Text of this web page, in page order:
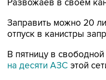
Развожаев в своем
Заправить можно 20
отпуск в канистры
В пятницу в
на десяти АЗС этой